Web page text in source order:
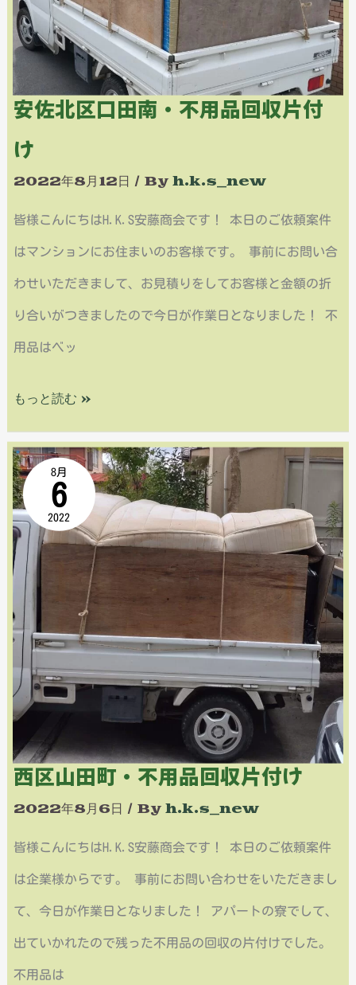
安佐北区口田南・不用品回収片付
け
2022年8月12日 / By h.k.s_new
皆様こんにちはH.K.S安藤商会です！ 本日のご依頼案件
はマンションにお住まいのお客様です。 事前にお問い合
わせいただきまして、お見積りをしてお客様と金額の折
り合いがつきましたので今日が作業日となりました！ 不
用品はベッ
南・
不
用
品
もっと読む »
8月
6
2022
西区山田町・不用品回収片付け
2022年8月6日 / By h.k.s_new
皆様こんにちはH.K.S安藤商会です！ 本日のご依頼案件
は企業様からです。 事前にお問い合わせをいただきまし
て、今日が作業日となりました！ アパートの寮でして、
出ていかれたので残った不用品の回収の片付けでした。
不用品は
西
区
山
田
町・
不
用
品
回
収
片
付
け